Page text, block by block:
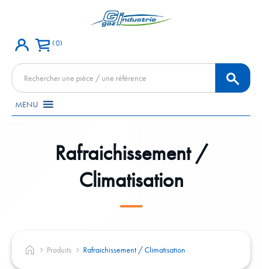
0
Recherche
de
produits
MENU
Rafraichissement /
Climatisation
Produits Rafraichissement / Climatisation